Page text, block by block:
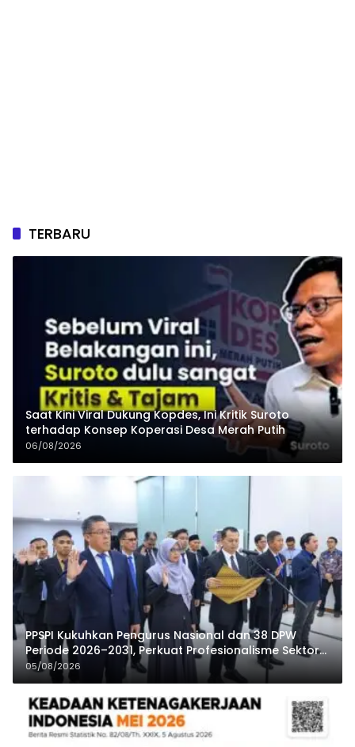
TERBARU
Saat Kini Viral Dukung Kopdes, Ini Kritik Suroto
terhadap Konsep Koperasi Desa Merah Putih
06/08/2026
PPSPI Kukuhkan Pengurus Nasional dan 38 DPW
Periode 2026–2031, Perkuat Profesionalisme Sektor
Publik
05/08/2026